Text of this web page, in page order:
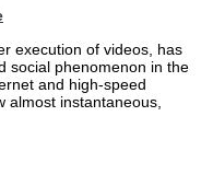
execution of videos, has
social phenomenon in the
and high-speed
almost instantaneous,